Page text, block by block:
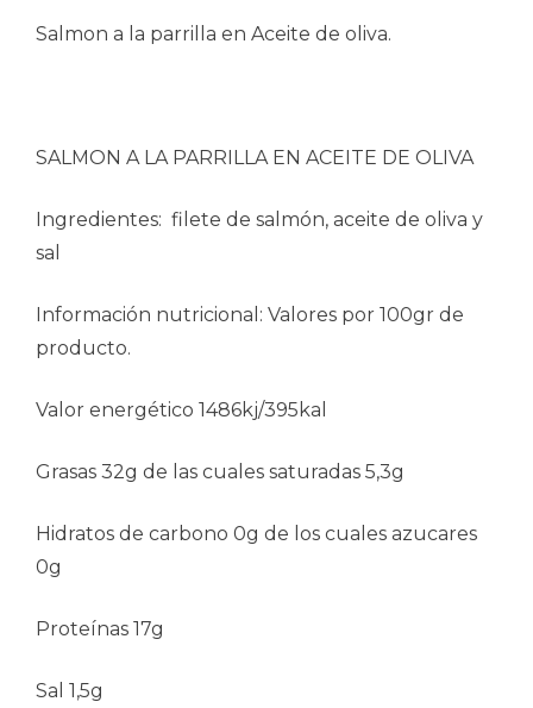
Salmon a la parrilla en Aceite de oliva.
SALMON A LA PARRILLA EN ACEITE DE OLIVA
Ingredientes: filete de salmón, aceite de oliva y
sal
Información nutricional: Valores por 100gr de
producto.
Valor energético 1486kj/395kal
Grasas 32g de las cuales saturadas 5,3g
Hidratos de carbono 0g de los cuales azucares
0g
Proteínas 17g
Sal 1,5g